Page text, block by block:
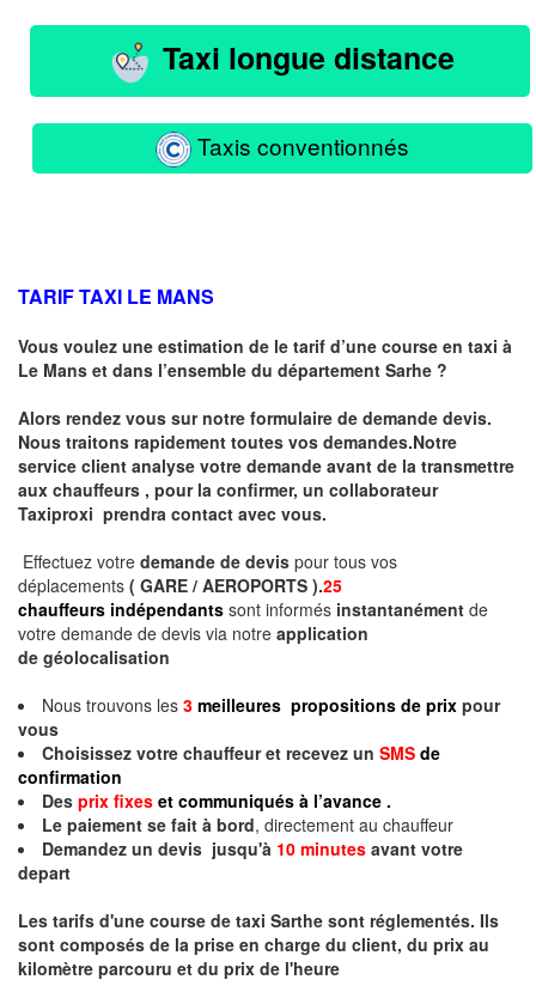
Taxi longue distance
Taxis conventionnés
TARIF TAXI LE MANS
Vous voulez une estimation de le tarif d’une course en taxi à
Le Mans et dans l’ensemble du département Sarhe ?
Alors rendez vous sur notre formulaire de demande devis.
Nous traitons rapidement toutes vos demandes.Notre
service client analyse votre demande avant de la transmettre
aux chauffeurs , pour la confirmer, un collaborateur
Taxiproxi prendra contact avec vous.
Effectuez votre demande de devis pour tous vos
déplacements ( GARE / AEROPORTS ).25
chauffeurs indépendants sont informés instantanément de
votre demande de devis via notre application
de géolocalisation
Nous trouvons les 3 meilleures propositions de prix pour
vous
Choisissez votre chauffeur et recevez un SMS de
confirmation
Des prix fixes et communiqués à l’avance .
Le paiement se fait à bord, directement au chauffeur
Demandez un devis jusqu'à 10 minutes avant votre
depart
Les tarifs d'une course de taxi Sarthe sont réglementés. Ils
sont composés de la prise en charge du client, du prix au
kilomètre parcouru et du prix de l'heure